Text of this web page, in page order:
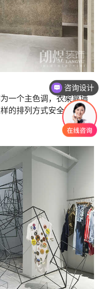
一个主色调，衣架靠墙
的排列方式安全又牢
咨询设计